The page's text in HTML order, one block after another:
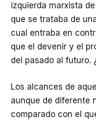
izquierda marxista
que se trataba de
cual entraba en
que el devenir y el
del pasado al futuro.
Los alcances de
aunque de diferente
comparado con el